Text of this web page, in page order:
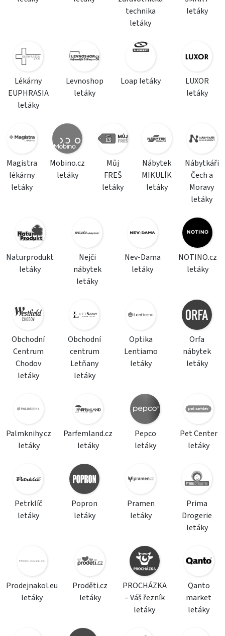
technika
letáky
letáky
Lékárny
EUPHRASIA
letáky
Levnoshop
letáky
Loap letáky
LUXOR
letáky
Magistra
lékárny
letáky
Mobino.cz
letáky
Můj
FREŠ
letáky
Nábytek
MIKULÍK
letáky
Nábytkáři
Čech a
Moravy
letáky
Naturprodukt
letáky
Nejči
nábytek
letáky
Nev-Dama
letáky
NOTINO.cz
letáky
Obchodní
Centrum
Chodov
letáky
Obchodní
centrum
Letňany
letáky
Optika
Lentiamo
letáky
Orfa
nábytek
letáky
Palmknihy.cz
letáky
Parfemland.cz
letáky
Pepco
letáky
Pet Center
letáky
Petrklíč
letáky
Popron
letáky
Pramen
letáky
Prima
Drogerie
letáky
Prodejnakol.eu
letáky
Proděti.cz
letáky
PROCHÁZKA
– Váš řezník
letáky
Qanto
market
letáky